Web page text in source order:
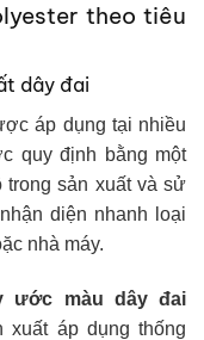
theo tiêu
dây đai
áp dụng tại nhiều
quy định bằng một
trong sản xuất và sử
diện nhanh loại
nhà máy.
ước màu dây đai
áp dụng thống